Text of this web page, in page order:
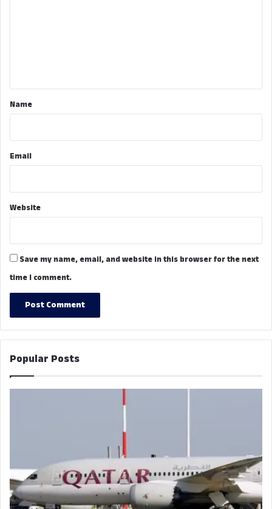
*Name
Email
Website
Save my name, email, and website in this browser for the next
time I comment.
Popular Posts